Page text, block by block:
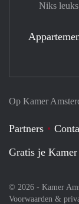
Op Kamer
Partners
Gratis je
© 2026 - Kamer
Voorwaarden &
Niks